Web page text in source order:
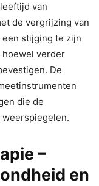
van
de vergrijzing van
stijging te zijn
hoewel verder
De
die de
–
en